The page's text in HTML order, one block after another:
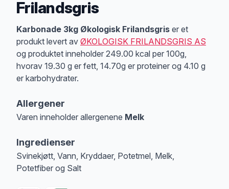
Frilandsgris
Produktbeskrivelse
Karbonade 3kg Økologisk Frilandsgris er et
produkt levert av ØKOLOGISK FRILANDSGRIS AS
og produktet inneholder 249.00 kcal per 100g,
hvorav 19.30 g er fett, 14.70g er proteiner og 4.10 g
er karbohydrater.
Allergener
Varen inneholder allergenene Melk
Ingredienser
Svinekjøtt, Vann, Kryddaer, Potetmel, Melk,
Potetfiber og Salt